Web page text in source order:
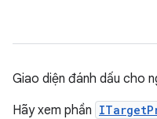
Giao diện đánh dấu cho
Hãy xem phần